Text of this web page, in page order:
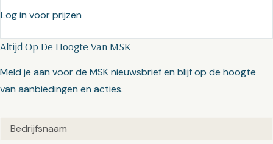
Log in voor prijzen
Altijd Op De Hoogte Van MSK
Meld je aan voor de MSK nieuwsbrief en blijf op de hoogte
van aanbiedingen en acties.
Untitled(Vereist)